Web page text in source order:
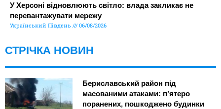
У Херсоні відновлюють світло: влада закликає не
перевантажувати мережу
Український Південь 06/08/2026
СТРІЧКА НОВИН
Бериславський район під
масованими атаками: п’ятеро
поранених, пошкоджено будинки